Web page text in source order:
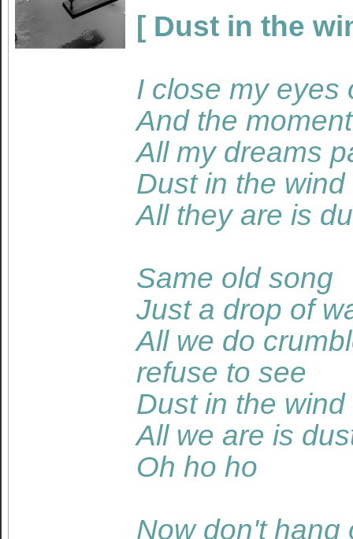
[ Dust in the
I close my eyes
And the
All my dreams
Dust in the wind
All they are is
Same old song
Just a drop of
All we do
refuse to see
Dust in the wind
All we are is
Oh ho ho
Now don't hang